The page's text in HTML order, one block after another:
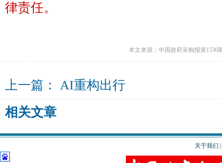
律责任。
本文来源：中国政府采购报第1530
上一篇： AI重构出行
相关文章
关于我们